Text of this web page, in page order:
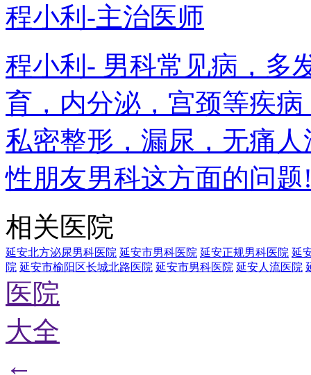
程小利-主治医师
程小利- 男科常见病，多
育，内分泌，宫颈等疾
私密整形，漏尿，无痛
性朋友男科这方面的问
相关医院
延安北方泌尿男科医院 延安市男科医院 延安正规男科医院 延
院 延安市榆阳区长城北路医院 延安市男科医院 延安人流医院
医院
大全
←